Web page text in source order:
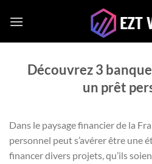
Découvrez 3
un prêt
Dans le paysage financier de la
personnel peut s’avérer être une
financer divers projets, qu’ils